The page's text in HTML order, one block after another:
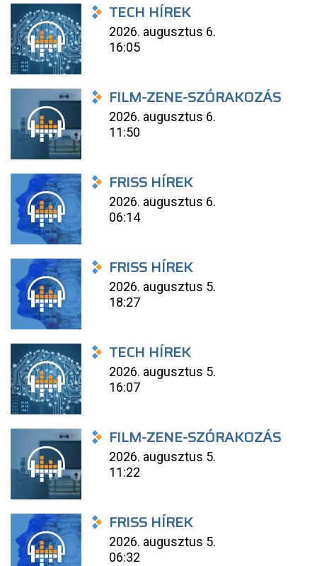
TECH HÍREK
2026. augusztus 6.
16:05
FILM-ZENE-SZÓRAKOZÁS
2026. augusztus 6.
11:50
FRISS HÍREK
2026. augusztus 6.
06:14
FRISS HÍREK
2026. augusztus 5.
18:27
TECH HÍREK
2026. augusztus 5.
16:07
FILM-ZENE-SZÓRAKOZÁS
2026. augusztus 5.
11:22
FRISS HÍREK
2026. augusztus 5.
06:32